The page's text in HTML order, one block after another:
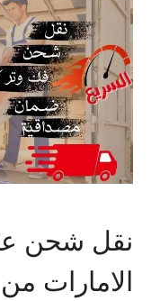
نقل شحن
الامارات